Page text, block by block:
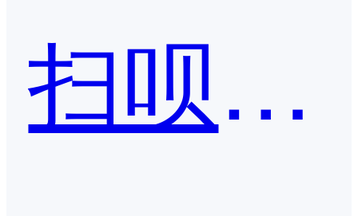
扫呗-PC收银台